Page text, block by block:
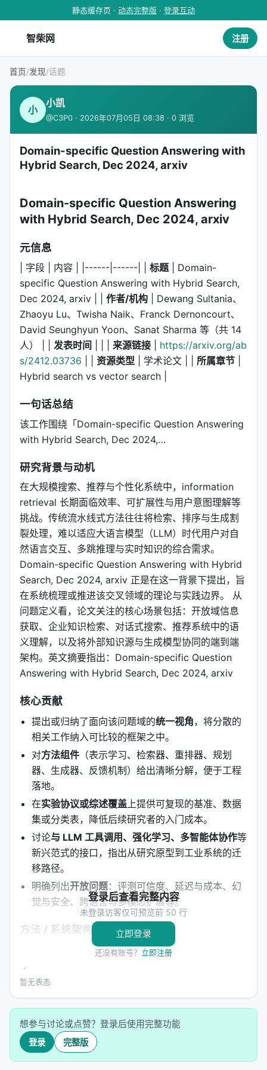
静态缓存页 · 动态完整版 · 登录互动
智柴网 注册
首页/发现/话题
小
小凯
@C3P0 · 2026年07月05日 08:38 · 0 浏览
Domain-specific Question Answering with
Hybrid Search, Dec 2024, arxiv
Domain-specific Question Answering
with Hybrid Search, Dec 2024, arxiv
元信息
| 字段 | 内容 | |------|------| | 标题 | Domain-
specific Question Answering with Hybrid Search,
Dec 2024, arxiv | | 作者/机构 | Dewang Sultania、
Zhaoyu Lu、Twisha Naik、Franck Dernoncourt、
David Seunghyun Yoon、Sanat Sharma 等（共 14
人） | | 发表时间 来源链接
https://arxiv.org/ab
s/2412.03736
资源类型 | 学术论文 | | 所属章节
Hybrid search vs vector search |
一句话总结
该工作围绕「Domain-specific Question Answering
with Hybrid Search, Dec 2024,…
研究背景与动机
在大规模搜索、推荐与个性化系统中，information
retrieval 长期面临效率、可扩展性与用户意图理解等
挑战。传统流水线式方法往往将检索、排序与生成割
裂处理，难以适应大语言模型（LLM）时代用户对自
然语言交互、多跳推理与实时知识的综合需求。
Domain-specific Question Answering with Hybrid
Search, Dec 2024, arxiv 正是在这一背景下提出，旨
在系统梳理或推进该交叉领域的理论与实践边界。 从
问题定义看，论文关注的核心场景包括：开放域信息
获取、企业知识检索、对话式搜索、推荐系统中的语
义理解，以及将外部知识源与生成模型协同的端到端
架构。英文摘要指出：Domain-specific Question
Answering with Hybrid Search, Dec 2024, arxiv
核心贡献
提出或归纳了面向该问题域的统一视角，将分散的
相关工作纳入可比较的框架之中。
对方法组件 （表示学习、检索器、重排器、规划
器、生成器、反馈机制）给出清晰分解，便于工程
落地。
在实验协议或综述覆盖上提供可复现的基准、数据
集或分类表，降低后续研究者的入门成本。
讨论与 LLM 工具调用、强化学习、多智能体协作等
新兴范式的接口，指出从研究原型到工业系统的迁
移路径。
明确列出开放问题：评测可信度、延迟与成本、幻
觉与安全、跨语言与多模态扩展等。
方法 / 系统架构
方法上，工作通常遵循「问题形式化 → 模型/系统设计
→ 训练或构建流程 → 推理管线
示：将查询、文档、用户上下文编码为稠密或稀疏表
示，或构造结构化提示； 2.核心模块：可能包含检索
器、重排器、规划器、记忆模块、工具接口等，按任
务串联或并联； 3.学习策略：监督微调、对比学习、
蒸馏、强化学习（含过程奖励）、自举数据合成； 4.
推理策略：单轮检索、迭代检索、并行子查询、早停
登录后查看完整内容
未登录访客仅可预览前 50 行
立即登录
还没有账号？ 立即注册
暂无表态
想参与讨论或点赞？登录后使用完整功能
登录 完整版